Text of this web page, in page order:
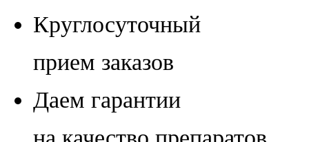
Круглосуточный
прием заказов
Даем гарантии